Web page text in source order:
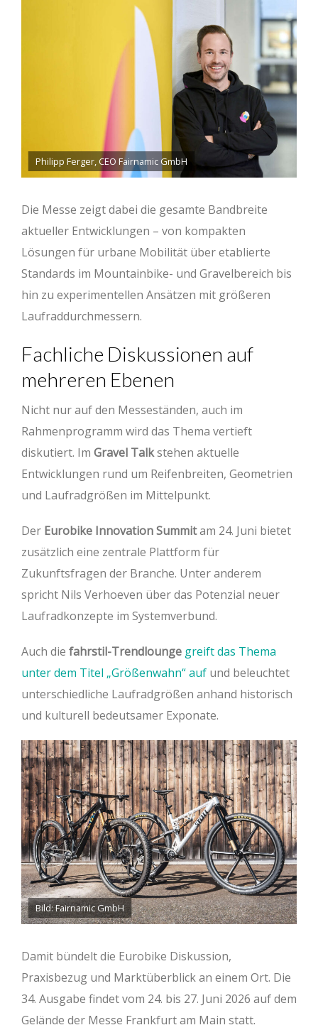
Philipp Ferger, CEO Fairnamic GmbH
Die Messe zeigt dabei die gesamte Bandbreite
aktueller Entwicklungen – von kompakten
Lösungen für urbane Mobilität über etablierte
Standards im Mountainbike- und Gravelbereich bis
hin zu experimentellen Ansätzen mit größeren
Laufraddurchmessern.
Fachliche Diskussionen auf
mehreren Ebenen
Nicht nur auf den Messeständen, auch im
Rahmenprogramm wird das Thema vertieft
diskutiert. Im Gravel Talkstehen aktuelle
Entwicklungen rund um Reifenbreiten, Geometrien
und Laufradgrößen im Mittelpunkt.
Der Eurobike Innovation Summitam 24. Juni bietet
zusätzlich eine zentrale Plattform für
Zukunftsfragen der Branche. Unter anderem
spricht Nils Verhoeven über das Potenzial neuer
Laufradkonzepte im Systemverbund.
Auch die fahrstil-Trendlounge greift das Thema
unter dem Titel „Größenwahn“ auf und beleuchtet
unterschiedliche Laufradgrößen anhand historisch
und kulturell bedeutsamer Exponate.
Bild: Fairnamic GmbH
Damit bündelt die Eurobike Diskussion,
Praxisbezug und Marktüberblick an einem Ort. Die
34. Ausgabe findet vom 24. bis 27. Juni 2026 auf dem
Gelände der Messe Frankfurt am Main statt.